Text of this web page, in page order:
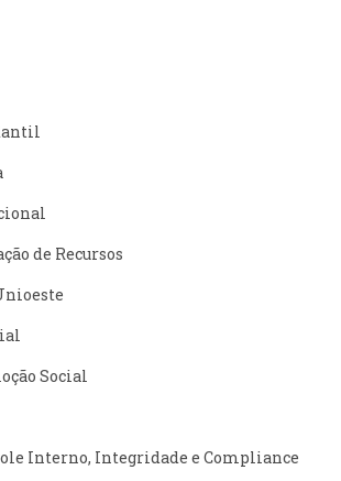
de Recursos
Social
Interno, Integridade e Compliance